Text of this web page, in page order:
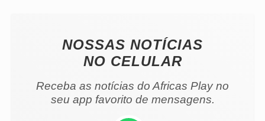
NOSSAS NOTÍCIAS
NO CELULAR
Receba as notícias do Africas Play no
seu app favorito de mensagens.